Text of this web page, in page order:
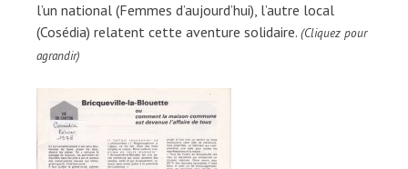
l’un national (Femmes d’aujourd’hui), l’autre local
(Cosédia) relatent cette aventure solidaire. (Cliquez pour
agrandir)